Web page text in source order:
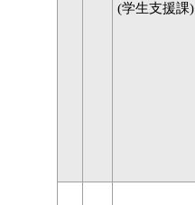
(学生支援課)